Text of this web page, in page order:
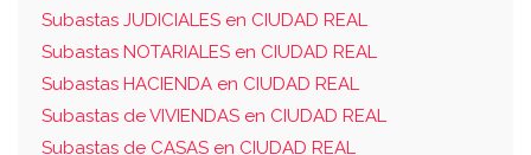
Subastas JUDICIALES en CIUDAD REAL
Subastas NOTARIALES en CIUDAD REAL
Subastas HACIENDA en CIUDAD REAL
Subastas de VIVIENDAS en CIUDAD REAL
Subastas de CASAS en CIUDAD REAL